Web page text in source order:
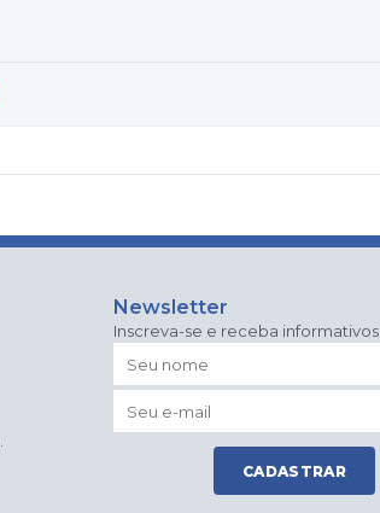
Newsletter
Inscreva-se e receba informativos
CADASTRAR